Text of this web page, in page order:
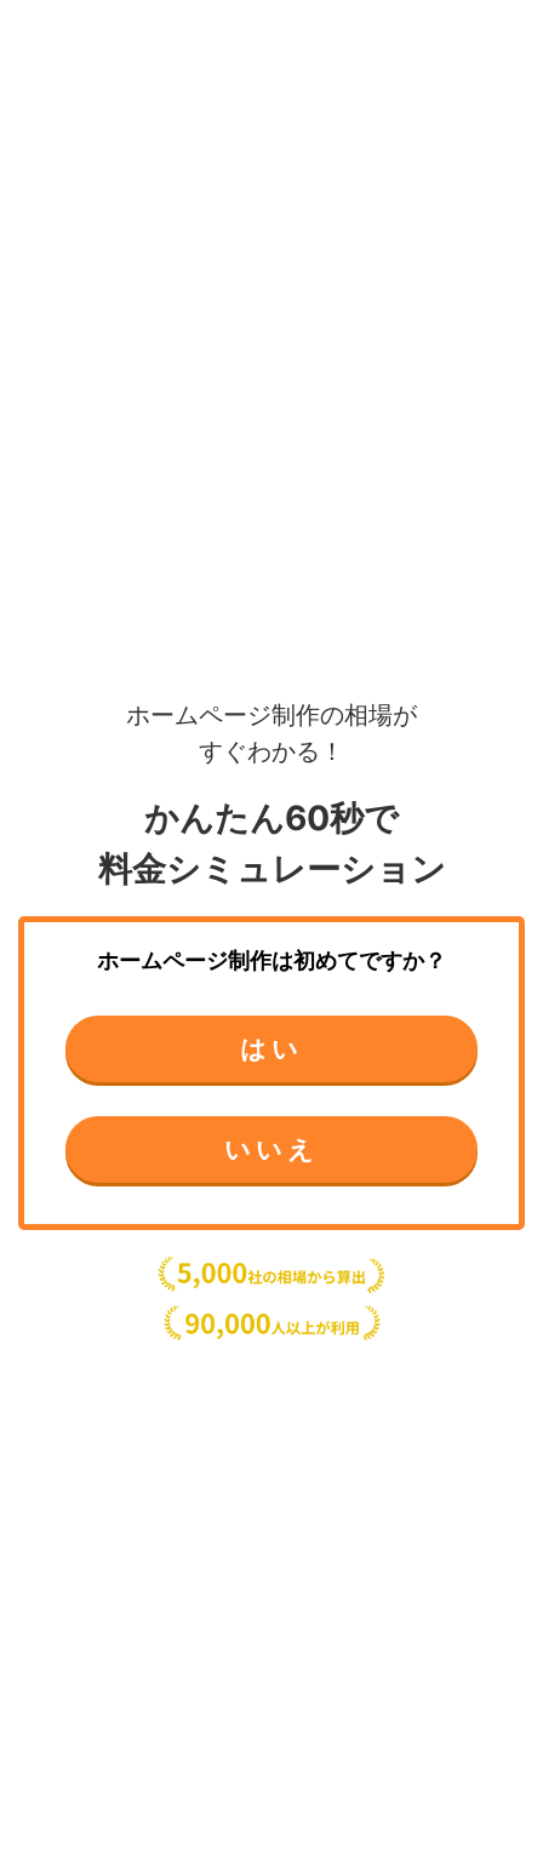
ホームページ制作の相場が
すぐわかる！
かんたん60秒で
料金シミュレーション
ホームページ制作は初めてですか？
はい
いいえ